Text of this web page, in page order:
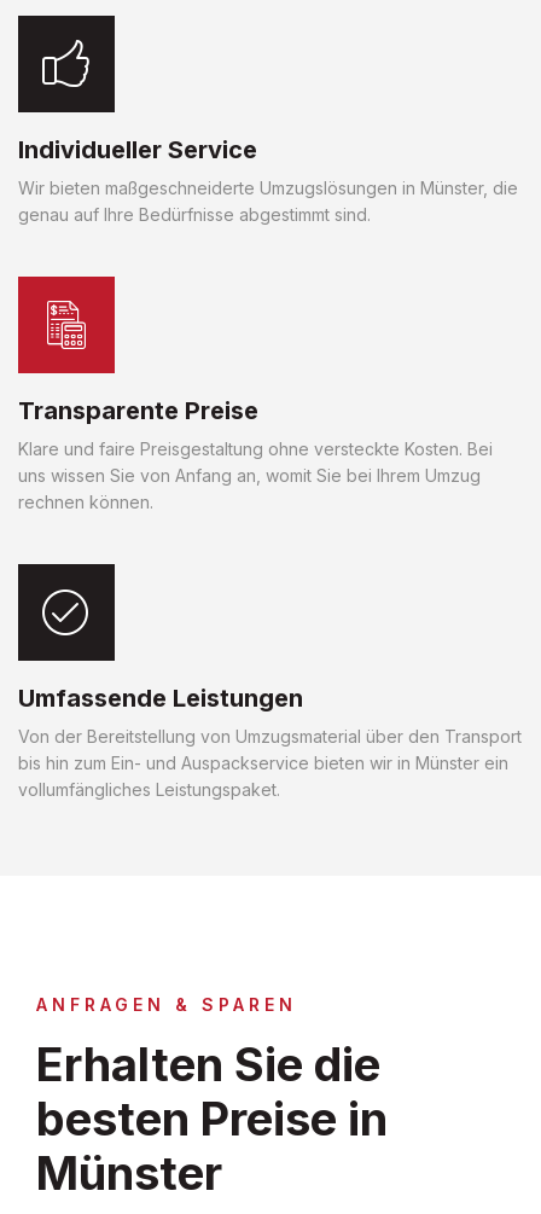
Individueller Service
Wir bieten maßgeschneiderte Umzugslösungen in Münster, die
genau auf Ihre Bedürfnisse abgestimmt sind.
Transparente Preise
Klare und faire Preisgestaltung ohne versteckte Kosten. Bei
uns wissen Sie von Anfang an, womit Sie bei Ihrem Umzug
rechnen können.
Umfassende Leistungen
Von der Bereitstellung von Umzugsmaterial über den Transport
bis hin zum Ein- und Auspackservice bieten wir in Münster ein
vollumfängliches Leistungspaket.
ANFRAGEN & SPAREN
Erhalten Sie die
besten Preise in
Münster